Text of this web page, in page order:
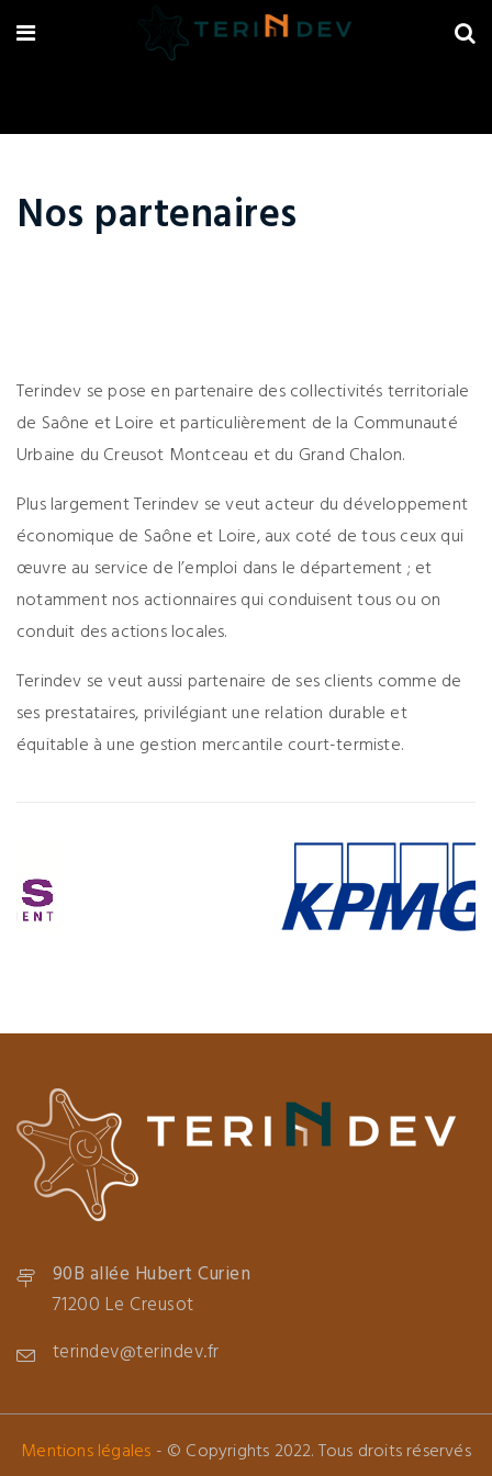
Nos partenaires
Terindev se pose en partenaire des collectivités territoriale
de Saône et Loire et particulièrement de la Communauté
Urbaine du Creusot Montceau et du Grand Chalon.
Plus largement Terindev se veut acteur du développement
économique de Saône et Loire, aux coté de tous ceux qui
œuvre au service de l’emploi dans le département ; et
notamment nos actionnaires qui conduisent tous ou on
conduit des actions locales.
Terindev se veut aussi partenaire de ses clients comme de
ses prestataires, privilégiant une relation durable et
équitable à une gestion mercantile court-termiste.
90B allée Hubert Curien
71200 Le Creusot
terindev@terindev.fr
Mentions légales - © Copyrights 2022. Tous droits réservés